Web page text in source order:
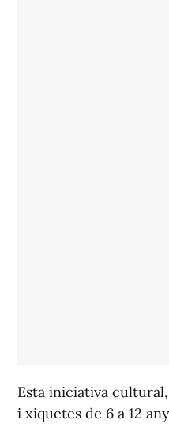
Esta iniciativa
i xiquetes de 6 a 12